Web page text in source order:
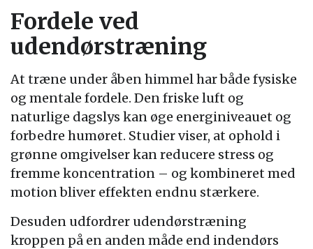
Fordele ved
udendørstræning
At træne under åben himmel har både fysiske
og mentale fordele. Den friske luft og
naturlige dagslys kan øge energiniveauet og
forbedre humøret. Studier viser, at ophold i
grønne omgivelser kan reducere stress og
fremme koncentration – og kombineret med
motion bliver effekten endnu stærkere.
Desuden udfordrer udendørstræning
kroppen på en anden måde end indendørs